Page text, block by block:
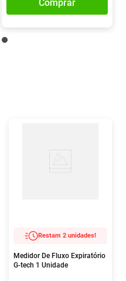
Comprar
Restam 2 unidades!
Medidor De Fluxo Expiratório
G-tech 1 Unidade